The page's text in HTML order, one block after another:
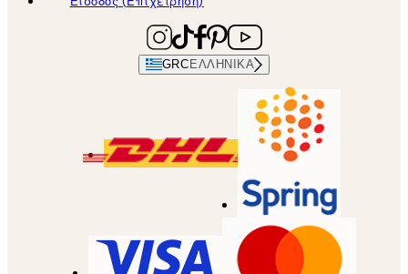
GRC ΕΛΛΗΝΙΚΆ